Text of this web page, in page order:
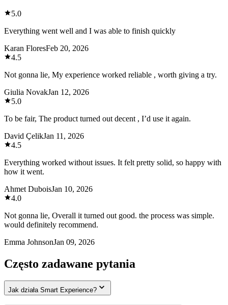
5.0
Everything went well and I was able to finish quickly
Karan FloresFeb 20, 2026
4.5
Not gonna lie, My experience worked reliable , worth giving a try.
Giulia NovakJan 12, 2026
5.0
To be fair, The product turned out decent , I’d use it again.
David ÇelikJan 11, 2026
4.5
Everything worked without issues. It felt pretty solid, so happy with
how it went.
Ahmet DuboisJan 10, 2026
4.0
Not gonna lie, Overall it turned out good. the process was simple.
would definitely recommend.
Emma JohnsonJan 09, 2026
Często zadawane pytania
Jak działa Smart Experience?